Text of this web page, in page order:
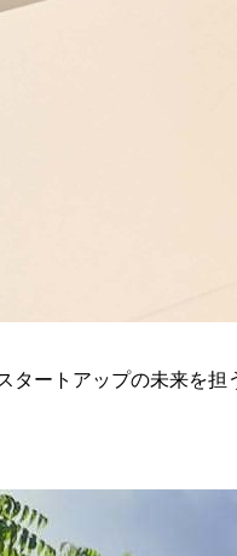
タートアップの未来を担